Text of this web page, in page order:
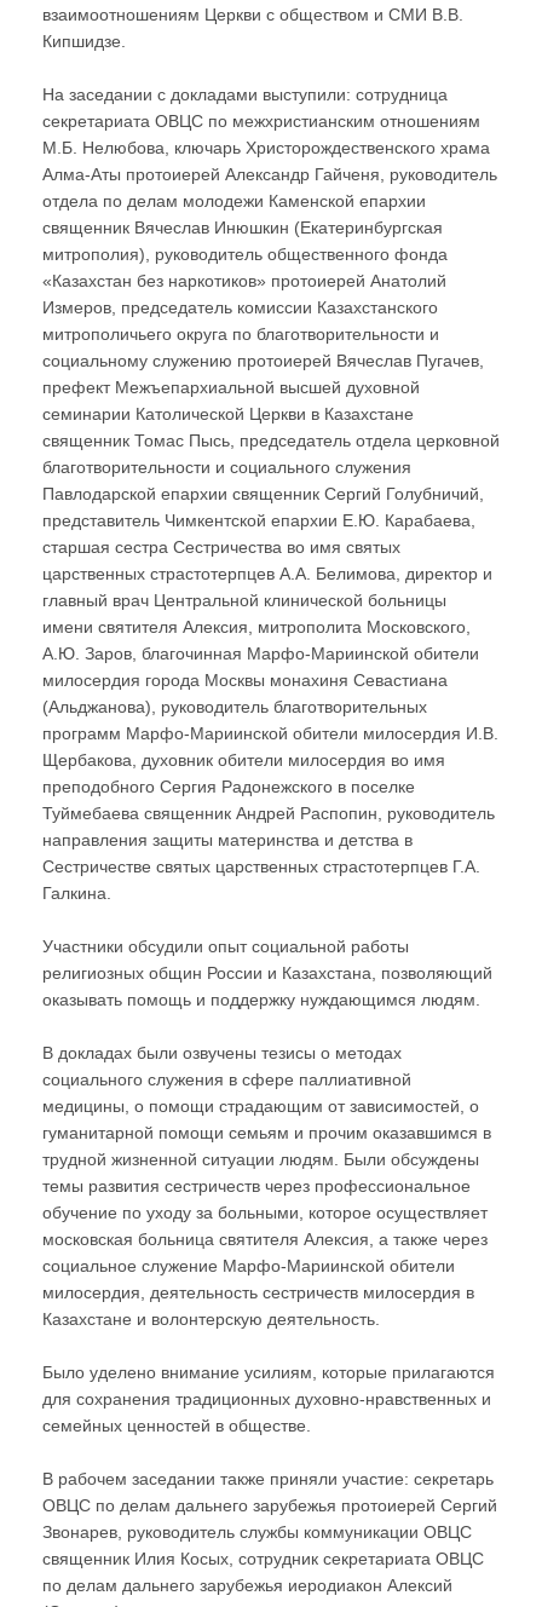
взаимоотношениям Церкви с обществом и СМИ В.В.
Кипшидзе.
На заседании с докладами выступили: сотрудница
секретариата ОВЦС по межхристианским отношениям
М.Б. Нелюбова, ключарь Христорождественского храма
Алма-Аты протоиерей Александр Гайченя, руководитель
отдела по делам молодежи Каменской епархии
священник Вячеслав Инюшкин (Екатеринбургская
митрополия), руководитель общественного фонда
«Казахстан без наркотиков» протоиерей Анатолий
Измеров, председатель комиссии Казахстанского
митрополичьего округа по благотворительности и
социальному служению протоиерей Вячеслав Пугачев,
префект Межъепархиальной высшей духовной
семинарии Католической Церкви в Казахстане
священник Томас Пысь, председатель отдела церковной
благотворительности и социального служения
Павлодарской епархии священник Сергий Голубничий,
представитель Чимкентской епархии Е.Ю. Карабаева,
старшая сестра Сестричества во имя святых
царственных страстотерпцев А.А. Белимова, директор и
главный врач Центральной клинической больницы
имени святителя Алексия, митрополита Московского,
А.Ю. Заров, благочинная Марфо-Мариинской обители
милосердия города Москвы монахиня Севастиана
(Альджанова), руководитель благотворительных
программ Марфо-Мариинской обители милосердия И.В.
Щербакова, духовник обители милосердия во имя
преподобного Сергия Радонежского в поселке
Туймебаева священник Андрей Распопин, руководитель
направления защиты материнства и детства в
Сестричестве святых царственных страстотерпцев Г.А.
Галкина.
Участники обсудили опыт социальной работы
религиозных общин России и Казахстана, позволяющий
оказывать помощь и поддержку нуждающимся людям.
В докладах были озвучены тезисы о методах
социального служения в сфере паллиативной
медицины, о помощи страдающим от зависимостей, о
гуманитарной помощи семьям и прочим оказавшимся в
трудной жизненной ситуации людям. Были обсуждены
темы развития сестричеств через профессиональное
обучение по уходу за больными, которое осуществляет
московская больница святителя Алексия, а также через
социальное служение Марфо-Мариинской обители
милосердия, деятельность сестричеств милосердия в
Казахстане и волонтерскую деятельность.
Было уделено внимание усилиям, которые прилагаются
для сохранения традиционных духовно-нравственных и
семейных ценностей в обществе.
В рабочем заседании также приняли участие: секретарь
ОВЦС по делам дальнего зарубежья протоиерей Сергий
Звонарев, руководитель службы коммуникации ОВЦС
священник Илия Косых, сотрудник секретариата ОВЦС
по делам дальнего зарубежья иеродиакон Алексий